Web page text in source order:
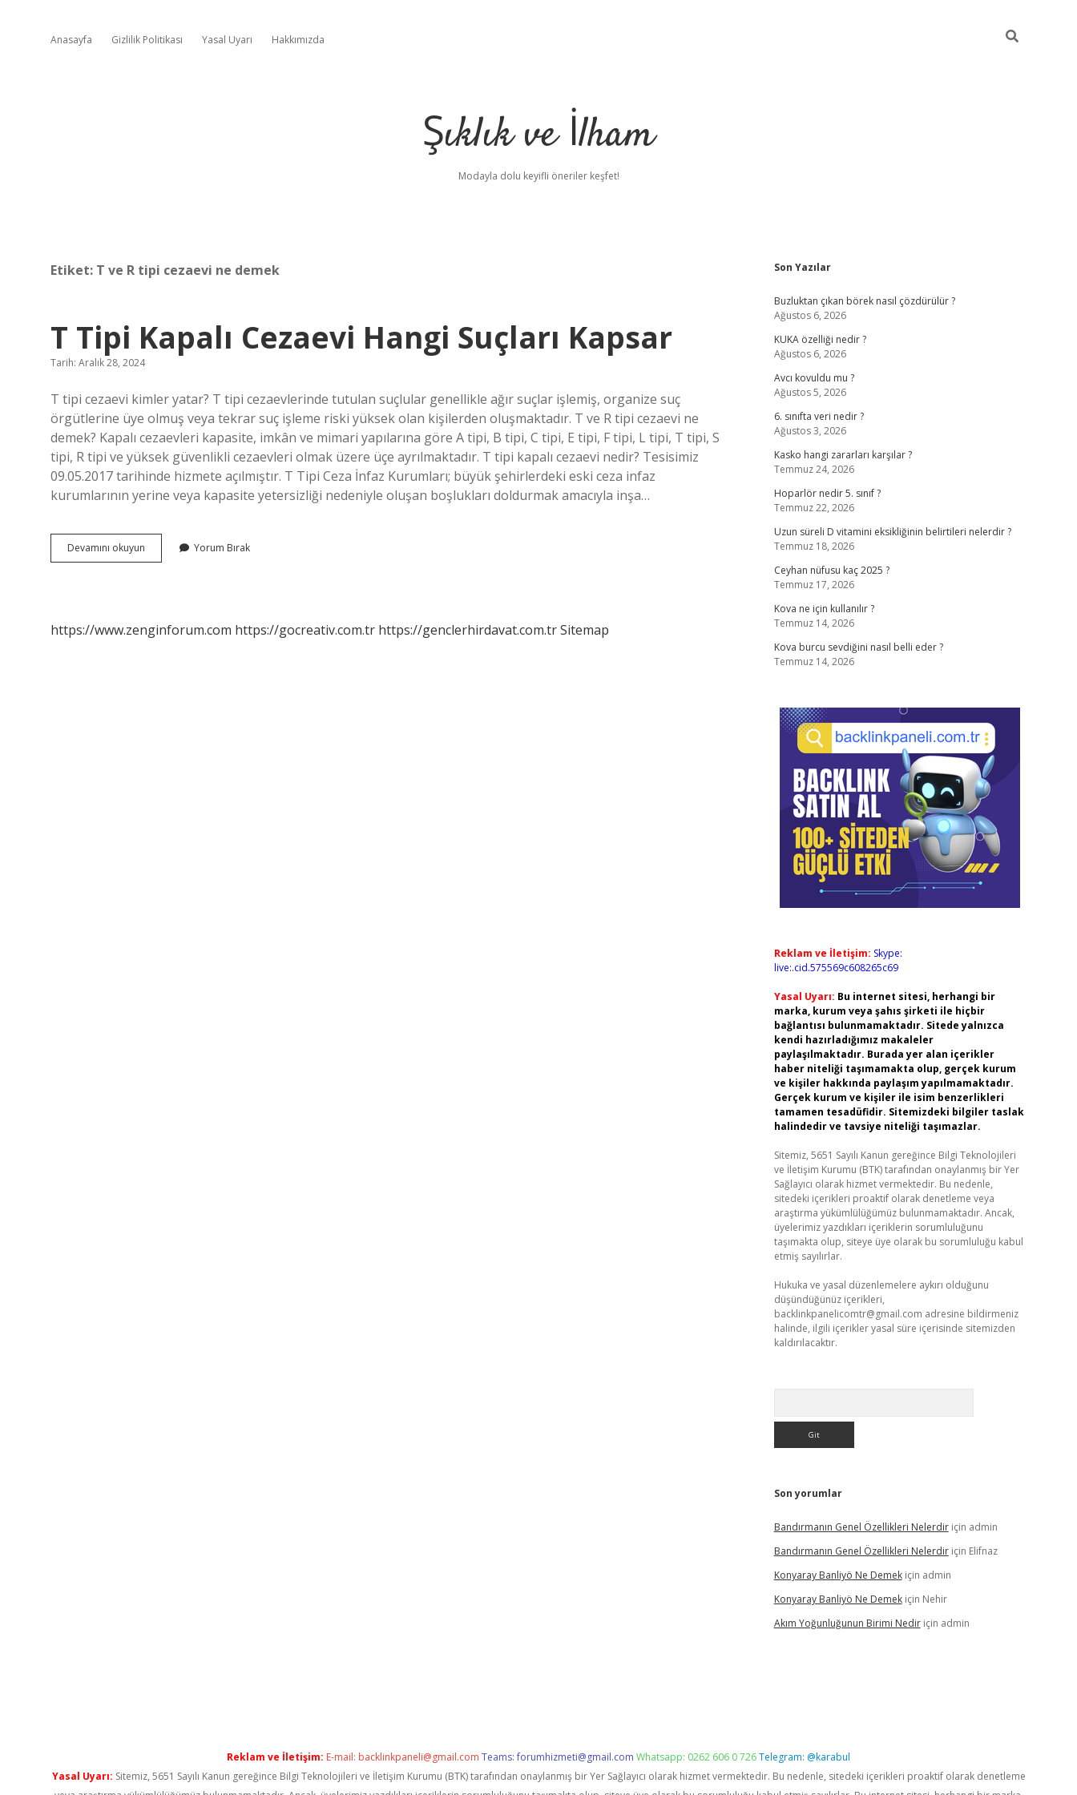
Anasayfa Gizlilik Politikası Yasal Uyarı Hakkımızda
Şıklık ve İlham
Modayla dolu keyifli öneriler keşfet!
Etiket: T ve R tipi cezaevi ne demek
T Tipi Kapalı Cezaevi Hangi Suçları Kapsar
Tarih: Aralık 28, 2024
T tipi cezaevi kimler yatar? T tipi cezaevlerinde tutulan suçlular genellikle ağır suçlar işlemiş, organize suç
örgütlerine üye olmuş veya tekrar suç işleme riski yüksek olan kişilerden oluşmaktadır. T ve R tipi cezaevi ne
demek? Kapalı cezaevleri kapasite, imkân ve mimari yapılarına göre A tipi, B tipi, C tipi, E tipi, F tipi, L tipi, T tipi, S
tipi, R tipi ve yüksek güvenlikli cezaevleri olmak üzere üçe ayrılmaktadır. T tipi kapalı cezaevi nedir? Tesisimiz
09.05.2017 tarihinde hizmete açılmıştır. T Tipi Ceza İnfaz Kurumları; büyük şehirlerdeki eski ceza infaz
kurumlarının yerine veya kapasite yetersizliği nedeniyle oluşan boşlukları doldurmak amacıyla inşa…
Devamını okuyun
Tipi
Kapsar
Yorum Bırak
https://www.zenginforum.com https://gocreativ.com.tr https://genclerhirdavat.com.trSitemap
Sidebar
Son Yazılar
Buzluktan çıkan börek nasıl çözdürülür ?
Ağustos 6, 2026
KUKA özelliği nedir ?
Ağustos 6, 2026
Avcı kovuldu mu ?
Ağustos 5, 2026
6. sınıfta veri nedir ?
Ağustos 3, 2026
Kasko hangi zararları karşılar ?
Temmuz 24, 2026
Hoparlör nedir 5. sınıf ?
Temmuz 22, 2026
Uzun süreli D vitamini eksikliğinin belirtileri nelerdir ?
Temmuz 18, 2026
Ceyhan nüfusu kaç 2025 ?
Temmuz 17, 2026
Kova ne için kullanılır ?
Temmuz 14, 2026
Kova burcu sevdiğini nasıl belli eder ?
Temmuz 14, 2026
Reklam ve İletişim: Skype:
live:.cid.575569c608265c69
Yasal Uyarı: Bu internet sitesi, herhangi bir
marka, kurum veya şahıs şirketi ile hiçbir
bağlantısı bulunmamaktadır. Sitede yalnızca
kendi hazırladığımız makaleler
paylaşılmaktadır. Burada yer alan içerikler
haber niteliği taşımamakta olup, gerçek kurum
ve kişiler hakkında paylaşım yapılmamaktadır.
Gerçek kurum ve kişiler ile isim benzerlikleri
tamamen tesadüfidir. Sitemizdeki bilgiler taslak
halindedir ve tavsiye niteliği taşımazlar.
Sitemiz, 5651 Sayılı Kanun gereğince Bilgi Teknolojileri
ve İletişim Kurumu (BTK) tarafından onaylanmış bir Yer
Sağlayıcı olarak hizmet vermektedir. Bu nedenle,
sitedeki içerikleri proaktif olarak denetleme veya
araştırma yükümlülüğümüz bulunmamaktadır. Ancak,
üyelerimiz yazdıkları içeriklerin sorumluluğunu
taşımakta olup, siteye üye olarak bu sorumluluğu kabul
etmiş sayılırlar.
Hukuka ve yasal düzenlemelere aykırı olduğunu
düşündüğünüz içerikleri,
backlinkpanelicomtr@gmail.com adresine bildirmeniz
halinde, ilgili içerikler yasal süre içerisinde sitemizden
kaldırılacaktır.
Son yorumlar
Bandırmanın Genel Özellikleri Nelerdiriçin admin
Bandırmanın Genel Özellikleri Nelerdiriçin Elifnaz
Konyaray Banliyö Ne Demekiçin admin
Konyaray Banliyö Ne Demekiçin Nehir
Akım Yoğunluğunun Birimi Nediriçin admin
Reklam ve İletişim: E-mail: backlinkpaneli@gmail.com Teams:forumhizmeti@gmail.com Whatsapp: 0262 606 0 726Telegram: @karabul
Yasal Uyarı: Sitemiz, 5651 Sayılı Kanun gereğince Bilgi Teknolojileri ve İletişim Kurumu (BTK) tarafından onaylanmış bir Yer Sağlayıcı olarak hizmet vermektedir. Bu nedenle, sitedeki içerikleri proaktif olarak denetleme